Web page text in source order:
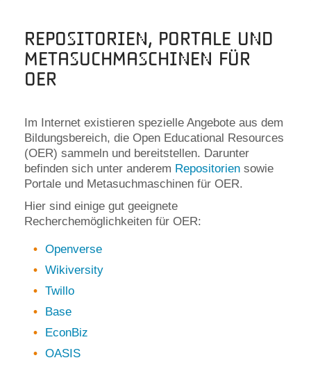
Repositorien, Portale und
Metasuchmaschinen für
OER
Im Internet existieren spezielle Angebote aus dem
Bildungsbereich, die Open Educational Resources
(OER) sammeln und bereitstellen. Darunter
befinden sich unter anderem Repositorien sowie
Portale und Metasuchmaschinen für OER.
Hier sind einige gut geeignete
Recherchemöglichkeiten für OER:
Openverse
Wikiversity
Twillo
Base
EconBiz
OASIS